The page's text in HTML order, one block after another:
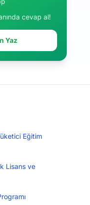
cevap al!
Yaz
Eğitim
Lisans ve